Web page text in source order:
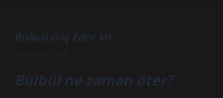
Bülbül Göç Eder Mi
Tarih: Aralık 13, 2024
Bülbül ne zaman öter?